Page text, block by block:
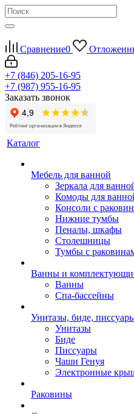
Сравнение0
+7 (846) 205-16-95
+7 (987) 955-16-95
Заказать звонок
Каталог
Мебель для ванной
Зеркала для
Комоды для
Консоли с
Нижние тумбы
Пеналы, шкафы
Столешницы
Тумбы с
Ванны и
Ванны
Спа-бассейны
Унитазы, биде,
Унитазы
Биде
Писсуары
Чаши Генуя
Электронные
Раковины